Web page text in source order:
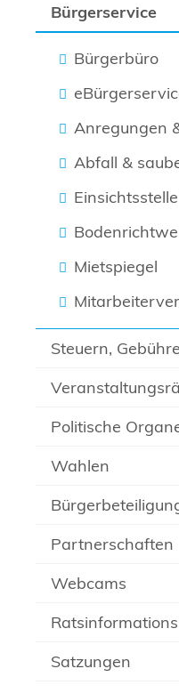
Bürgerservice
Bürgerbüro
Anregungen
Abfall &
Mietspiegel
Steuern,
Politische
Wahlen
Partnerschaften
Webcams
Satzungen